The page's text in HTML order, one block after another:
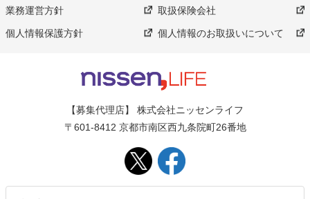
業務運営方針 取扱保険会社
個人情報保護方針 個人情報のお取扱いについて
【募集代理店】 株式会社ニッセンライフ
〒601-8412 京都市南区西九条院町26番地